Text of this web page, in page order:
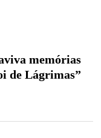
memórias
de Lágrimas”